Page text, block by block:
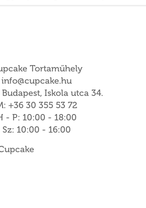
Tortaműhely
info@cupcake.hu
Iskola utca 34.
+36 30 355 53 72
- P: 10:00 - 18:00
Sz: 10:00 - 16:00